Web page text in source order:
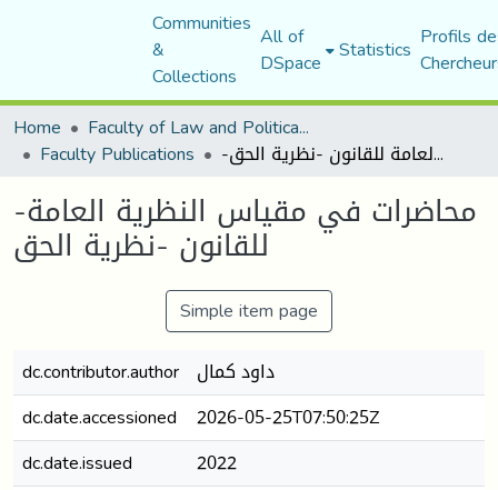
Communities
&
Collections
All of
DSpace Statistics Profils
Home
Faculty of Law and Political Science
Faculty Publications -محاضرات في مقياس النظرية العامة للقانون -نظرية الحق
-محاضرات في مقياس النظرية العامة
للقانون -نظرية الحق
Simple item page
dc.contributor.author داود كمال
dc.date.accessioned
2026-05-25T07:50:25Z
dc.date.issued
2022